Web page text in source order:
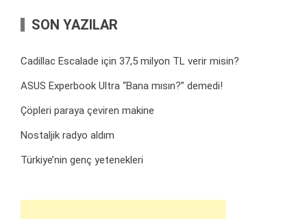
SON YAZILAR
Cadillac Escalade için 37,5 milyon TL verir misin?
ASUS Experbook Ultra “Bana mısın?” demedi!
Çöpleri paraya çeviren makine
Nostaljik radyo aldım
Türkiye’nin genç yetenekleri